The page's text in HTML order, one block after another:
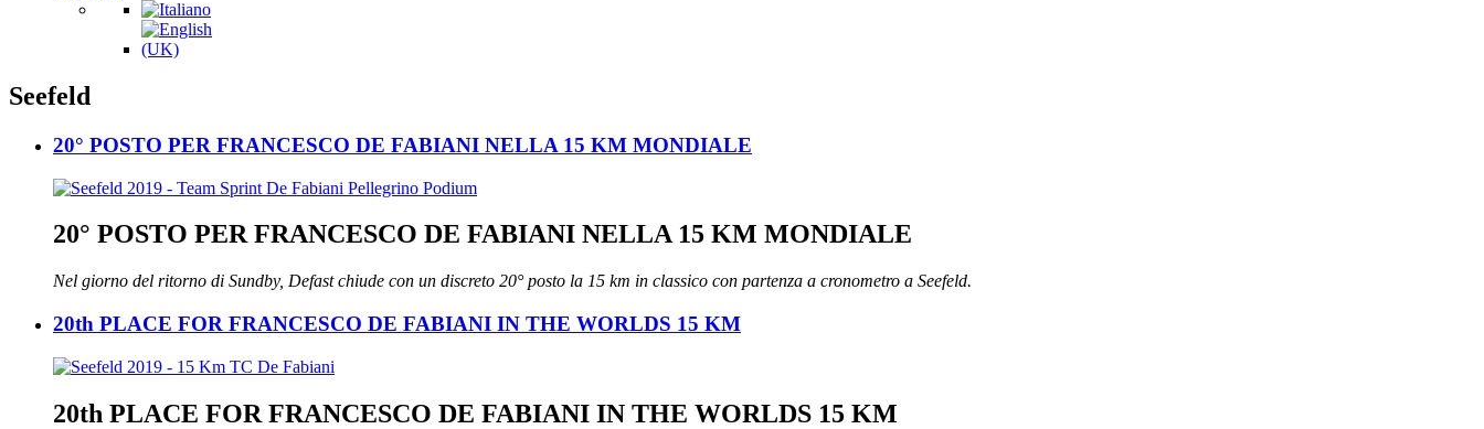
Seefeld
20° POSTO PER FRANCESCO DE FABIANI NELLA 15 KM MONDIALE
20° POSTO PER FRANCESCO DE FABIANI NELLA 15 KM MONDIALE
Nel giorno del ritorno di Sundby, Defast chiude con un discreto 20° posto la 15 km in classico con partenza a cronometro a Seefeld.
20th PLACE FOR FRANCESCO DE FABIANI IN THE WORLDS 15 KM
20th PLACE FOR FRANCESCO DE FABIANI IN THE WORLDS 15 KM